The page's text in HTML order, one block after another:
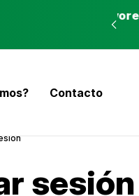
mayores a
Contacto
Envíos a
sesión